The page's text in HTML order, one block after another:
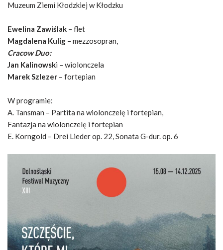
Muzeum Ziemi Kłodzkiej w Kłodzku
Ewelina Zawiślak – flet
Magdalena Kulig – mezzosopran,
Cracow Duo:
Jan Kalinowski – wiolonczela
Marek Szlezer – fortepian
W programie:
A. Tansman – Partita na wiolonczelę i fortepian,
Fantazja na wiolonczelę i fortepian
E. Korngold – Drei Lieder op. 22, Sonata G-dur. op. 6